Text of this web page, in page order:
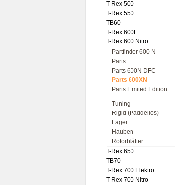
T-Rex 500
T-Rex 550
TB60
T-Rex 600E
T-Rex 600 Nitro
Partfinder 600 N
Parts
Parts 600N DFC
Parts 600XN
Parts Limited Edition
Tuning
Rigid (Paddellos)
Lager
Hauben
Rotorblätter
T-Rex 650
TB70
T-Rex 700 Elektro
T-Rex 700 Nitro